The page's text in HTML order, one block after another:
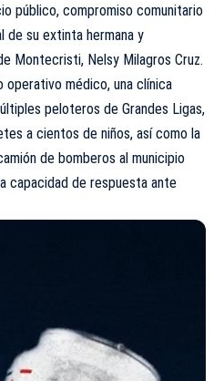
público, compromiso comunitario
de su extinta hermana y
Montecristi, Nelsy Milagros Cruz.
operativo médico, una clínica
peloteros de Grandes Ligas,
a cientos de niños, así como la
de bomberos al municipio
capacidad de respuesta ante